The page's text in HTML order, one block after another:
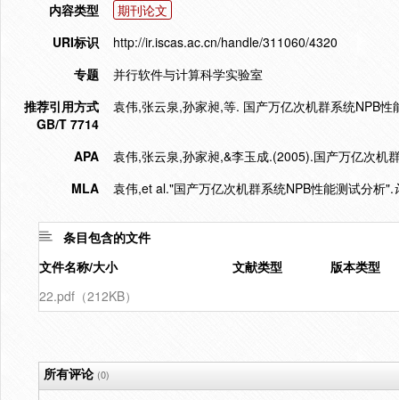
内容类型
期刊论文
URI标识
http://ir.iscas.ac.cn/handle/311060/4320
专题
并行软件与计算科学实验室
推荐引用方式
GB/T 7714
袁伟,张云泉,孙家昶,等. 国产万亿次机群系统NPB
APA
袁伟,张云泉,孙家昶,&李玉成.(2005).国产万亿次机
MLA
袁伟,et al."国产万亿次机群系统NPB性能测试分析".
条目包含的文件
文件名称/大小
文献类型
版本类型
22.pdf（212KB）
所有评论(0)